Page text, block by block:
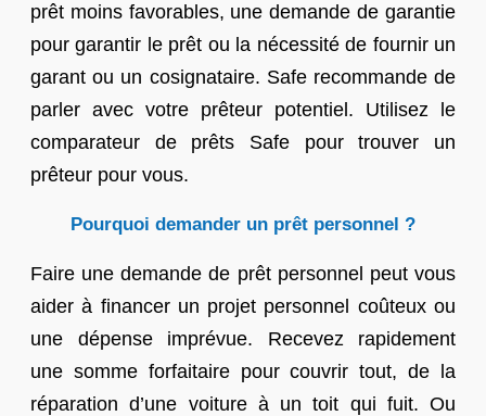
prêt moins favorables, une demande de garantie
pour garantir le prêt ou la nécessité de fournir un
garant ou un cosignataire. Safe recommande de
parler avec votre prêteur potentiel. Utilisez le
comparateur de prêts Safe pour trouver un
prêteur pour vous.
Pourquoi demander un prêt personnel ?
Faire une demande de prêt personnel peut vous
aider à financer un projet personnel coûteux ou
une dépense imprévue. Recevez rapidement
une somme forfaitaire pour couvrir tout, de la
réparation d’une voiture à un toit qui fuit. Ou